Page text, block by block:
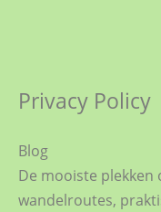
Privacy Policy
Blog
De mooiste plekken
wandelroutes,